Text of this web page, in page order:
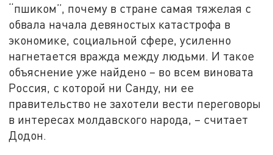
“пшиком”, почему в стране самая тяжелая с
обвала начала девяностых катастрофа в
экономике, социальной сфере, усиленно
нагнетается вражда между людьми. И такое
объяснение уже найдено – во всем виновата
Россия, с которой ни Санду, ни ее
правительство не захотели вести переговоры
в интересах молдавского народа, – считает
Додон.